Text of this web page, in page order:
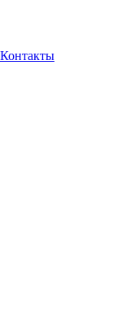
Контакты